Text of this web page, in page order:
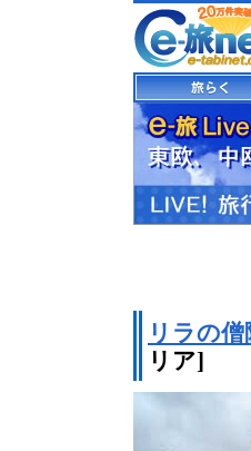
リラの
リア]